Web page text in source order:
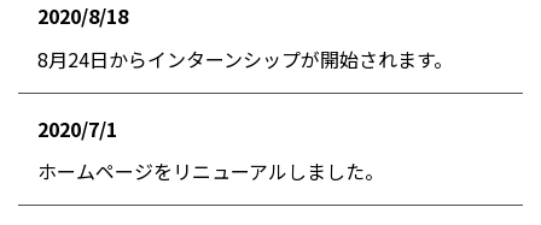
2020/8/18
お知らせ
8月24日からインターンシップが開始されます。
2020/7/1
お知らせ
ホームページをリニューアルしました。